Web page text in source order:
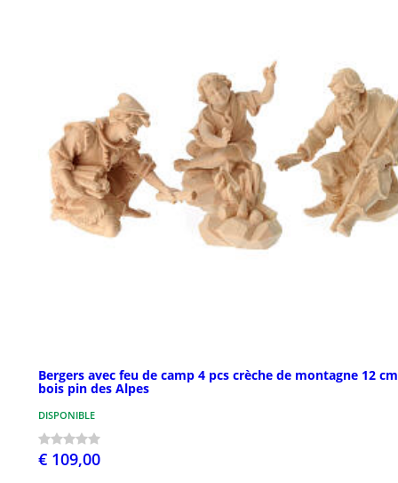
Bergers avec feu de camp 4 pcs crèche de montagne 12 cm
bois pin des Alpes
DISPONIBLE
€ 109,00